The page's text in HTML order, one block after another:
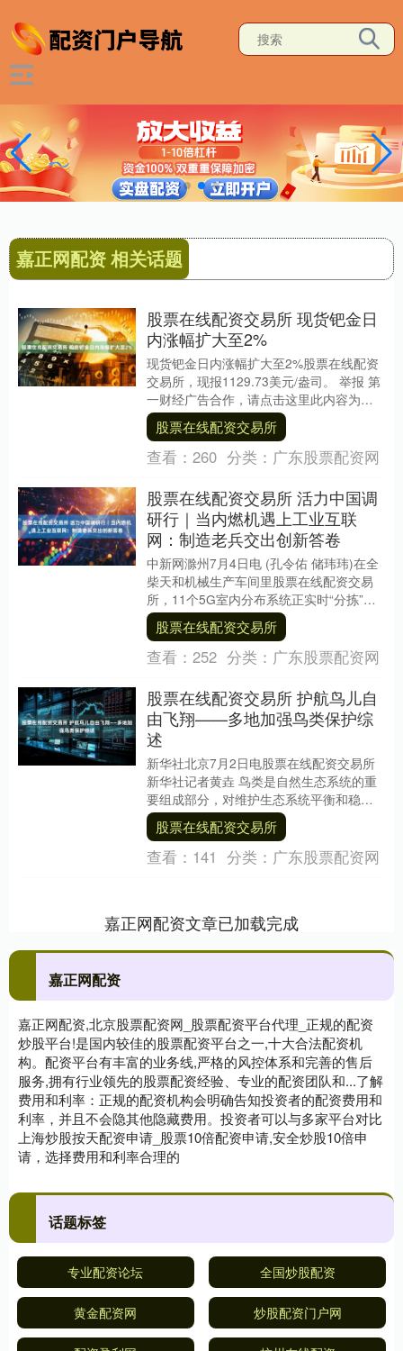
嘉正网配资 相关话题
股票在线配资交易所 现货钯金日
内涨幅扩大至2%
现货钯金日内涨幅扩大至2%股票在线配资
交易所，现报1129.73美元/盎司。 举报 第
一财经广告合作，请点击这里此内容为第
一财经原创，著作权归第一财经所有。未
经....
股票在线配资交易所
查看： 260 分类： 广东股票配资网
股票在线配资交易所 活力中国调
研行｜当内燃机遇上工业互联
网：制造老兵交出创新答卷
中新网滁州7月4日电 (孔令佑 储玮玮)在全
柴天和机械生产车间里股票在线配资交易
所，11个5G室内分布系统正实时“分拣”着
五条生产线的数据流，工人们无需离开工
位....
股票在线配资交易所
查看： 252 分类： 广东股票配资网
股票在线配资交易所 护航鸟儿自
由飞翔——多地加强鸟类保护综
述
新华社北京7月2日电股票在线配资交易所
新华社记者黄垚 鸟类是自然生态系统的重
要组成部分，对维护生态系统平衡和稳定
发挥着重要作用。近日国家林草局召开专
题会议和部....
股票在线配资交易所
查看： 141 分类： 广东股票配资网
嘉正网配资文章已加载完成
嘉正网配资
嘉正网配资,北京股票配资网_股票配资平台代理_正规的配资
炒股平台!是国内较佳的股票配资平台之一,十大合法配资机
构。配资平台有丰富的业务线,严格的风控体系和完善的售后
服务,拥有行业领先的股票配资经验、专业的配资团队和...了解
费用和利率：正规的配资机构会明确告知投资者的配资费用和
利率，并且不会隐其他隐藏费用。投资者可以与多家平台对比
上海炒股按天配资申请_股票10倍配资申请,安全炒股10倍申
请，选择费用和利率合理的
话题标签
专业配资论坛 全国炒股配资
黄金配资网 炒股配资门户网